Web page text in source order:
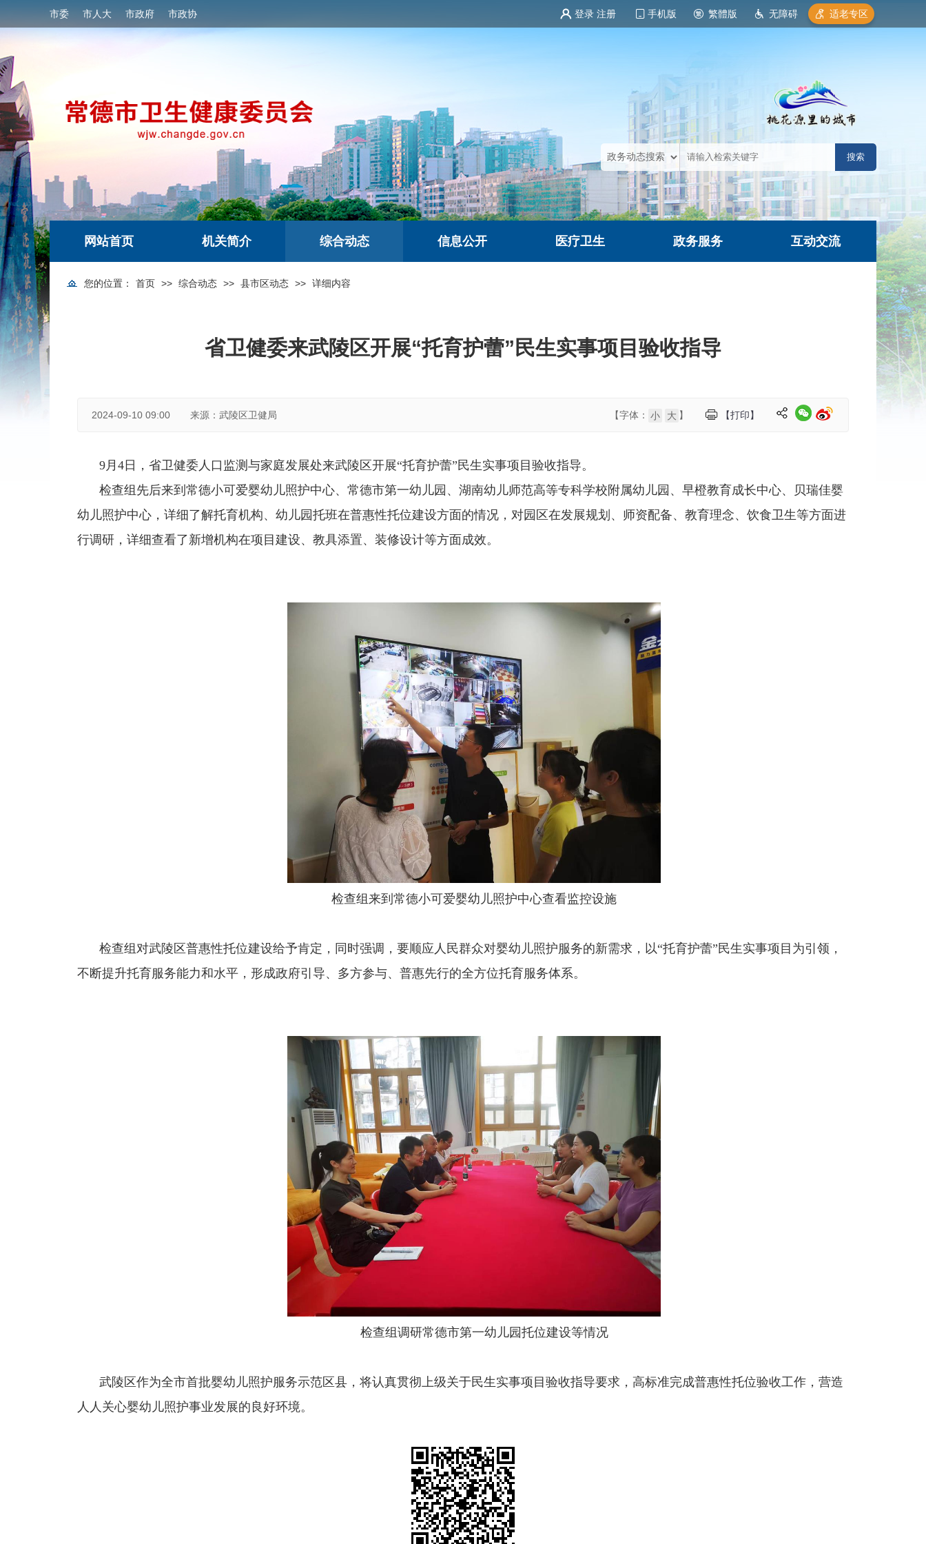
市委 市人大 市政府 市政协 登录 注册 手机版 繁體版 无障碍 适老专区
网站首页 机关简介 综合动态 信息公开 医疗卫生 政务服务 互动交流
您的位置： 首页 >> 综合动态 >> 县市区动态 >> 详细内容
省卫健委来武陵区开展“托育护蕾”民生实事项目验收指导
2024-09-10 09:00 来源：武陵区卫健局 【打印】
【字体： 小 大 】
9月4日，省卫健委人口监测与家庭发展处来武陵区开展“托育护蕾”民生实事项目验收指导。
检查组先后来到常德小可爱婴幼儿照护中心、常德市第一幼儿园、湖南幼儿师范高等专科学校附属幼儿园、早橙教育成长中心、贝瑞佳婴
幼儿照护中心，详细了解托育机构、幼儿园托班在普惠性托位建设方面的情况，对园区在发展规划、师资配备、教育理念、饮食卫生等方面进
行调研，详细查看了新增机构在项目建设、教具添置、装修设计等方面成效。
检查组来到常德小可爱婴幼儿照护中心查看监控设施
检查组对武陵区普惠性托位建设给予肯定，同时强调，要顺应人民群众对婴幼儿照护服务的新需求，以“托育护蕾”民生实事项目为引领，
不断提升托育服务能力和水平，形成政府引导、多方参与、普惠先行的全方位托育服务体系。
检查组调研常德市第一幼儿园托位建设等情况
武陵区作为全市首批婴幼儿照护服务示范区县，将认真贯彻上级关于民生实事项目验收指导要求，高标准完成普惠性托位验收工作，营造
人人关心婴幼儿照护事业发展的良好环境。